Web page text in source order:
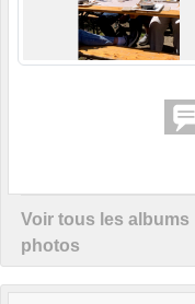
Voir tous les albums
photos